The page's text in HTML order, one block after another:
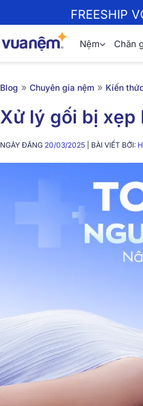
FREESHIP
Nệm Chăn
Blog » Chuyên gia nệm » Kiến
Xử lý gối bị xẹp
NGÀY ĐĂNG 20/03/2025 | BÀI VIẾT BỞI: